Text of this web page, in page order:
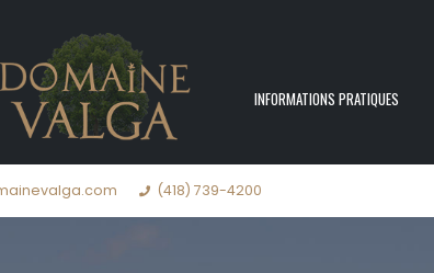
INFORMATIONS PRATIQUES
(418) 739-4200